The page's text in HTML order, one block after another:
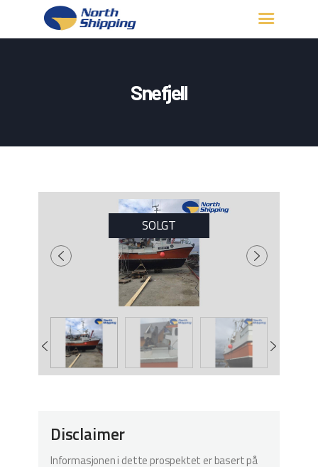
Snefjell
KONTAKT OSS
SOLGT
Disclaimer
Informasjonen i dette prospektet er basert på